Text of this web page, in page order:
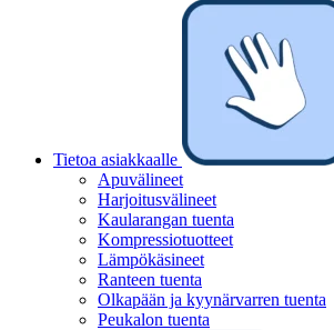
Tietoa asiakkaalle
Apuvälineet
Harjoitusvälineet
Kaularangan tuenta
Kompressiotuotteet
Lämpökäsineet
Ranteen tuenta
Olkapään ja kyynärvarren tuenta
Peukalon tuenta